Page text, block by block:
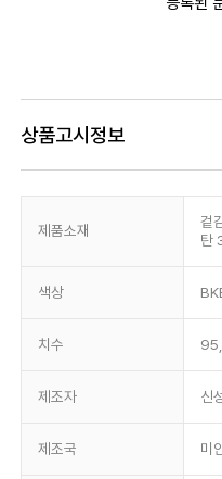
상품고시정보
제품소재
겉
탄
색상
치수
제조자 신
제조국 미